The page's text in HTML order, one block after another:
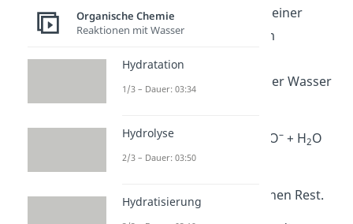
kann, ist die Reaktion von einer
Carboxylgruppe mit einem
Hydroxidion (OH
Nebenprodukt entsteht hier Wasser
R-COOH + OH
R-COO–+ H2O
Reaktionsgleichung für einen Rest.
Organische Chemie
Reaktionen mit Wasser
Hydratation
1/3 – Dauer: 03:34
Hydrolyse
2/3 – Dauer: 03:50
Hydratisierung